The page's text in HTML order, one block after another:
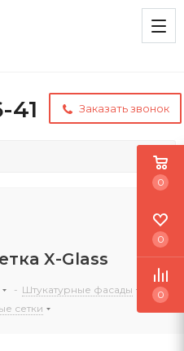
41 Заказать звонок
X-Glass
- Штукатурные фасады
сетки
0
0
0